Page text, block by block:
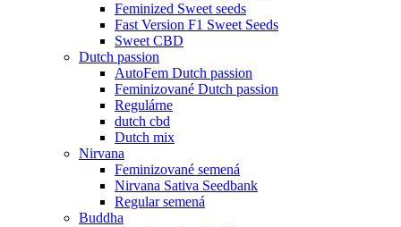
Feminized Sweet seeds
Fast Version F1 Sweet Seeds
Sweet CBD
Dutch passion
AutoFem Dutch passion
Feminizované Dutch passion
Regulárne
dutch cbd
Dutch mix
Nirvana
Feminizované semená
Nirvana Sativa Seedbank
Regular semená
Buddha